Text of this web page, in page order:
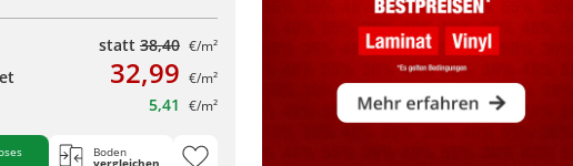
statt 38,40 €/m²
32,99 €/m²
5,41 €/m²
Boden
vergleichen